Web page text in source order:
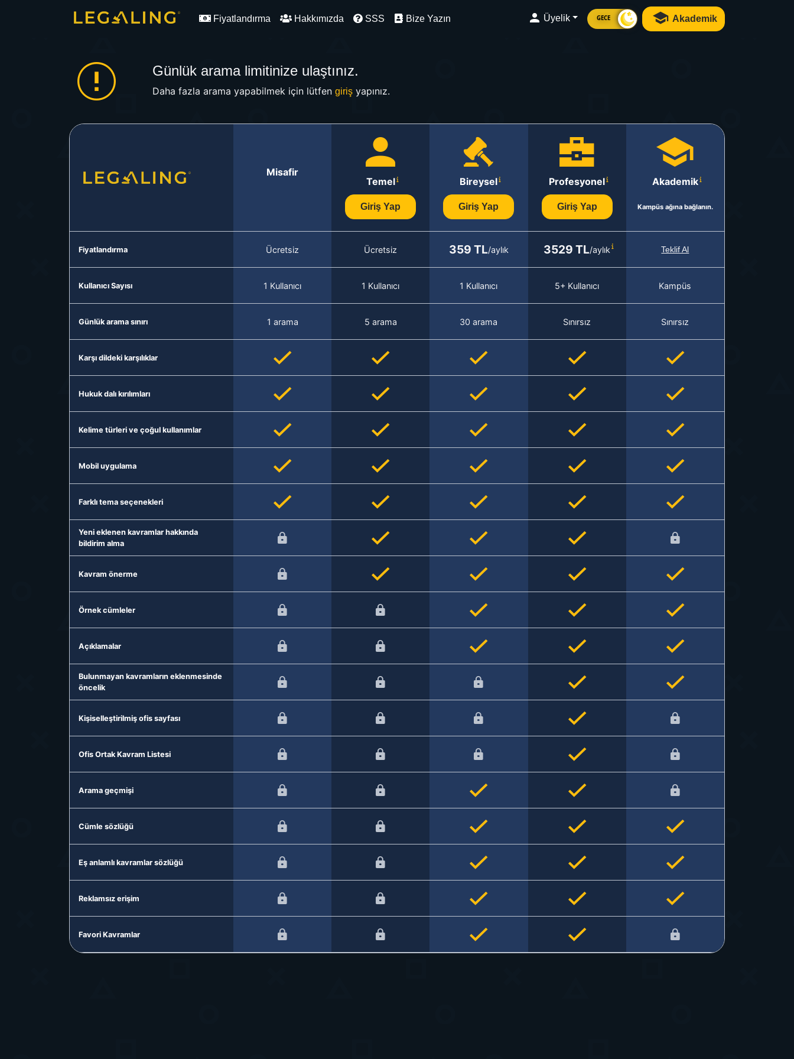
Fiyatlandırma Hakkımızda SSS Bize Yazın Üyelik GECE Akademik
Günlük arama limitinize ulaştınız.
Daha fazla arama yapabilmek için lütfen girişyapınız.
Misafir
Temel
Giriş Yap
Bireysel
Giriş Yap
Profesyonel
Giriş Yap
Akademik
Kampüs ağına bağlanın.
Fiyatlandırma Ücretsiz Ücretsiz 359 TL/aylık 3529 TL/aylık Teklif Al
Kullanıcı Sayısı 1 Kullanıcı 1 Kullanıcı 1 Kullanıcı 5+ Kullanıcı Kampüs
Günlük arama sınırı 1 arama 5 arama 30 arama Sınırsız Sınırsız
Karşı dildeki karşılıklar
Hukuk dalı kırılımları
Kelime türleri ve çoğul kullanımlar
Mobil uygulama
Farklı tema seçenekleri
Yeni eklenen kavramlar hakkında
bildirim alma
Kavram önerme
Örnek cümleler
Açıklamalar
Bulunmayan kavramların eklenmesinde
öncelik
Kişiselleştirilmiş ofis sayfası
Ofis Ortak Kavram Listesi
Arama geçmişi
Cümle sözlüğü
Eş anlamlı kavramlar sözlüğü
Reklamsız erişim
Favori Kavramlar